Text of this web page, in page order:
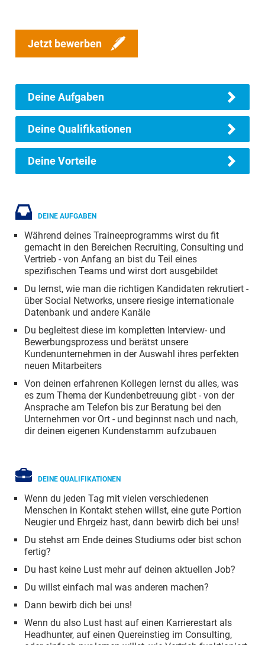
Jetzt bewerben
Deine Aufgaben
Deine Qualifikationen
Deine Vorteile
DEINE AUFGABEN
Während deines Traineeprogramms wirst du fit
gemacht in den Bereichen Recruiting, Consulting und
Vertrieb - von Anfang an bist du Teil eines
spezifischen Teams und wirst dort ausgebildet
Du lernst, wie man die richtigen Kandidaten rekrutiert -
über Social Networks, unsere riesige internationale
Datenbank und andere Kanäle
Du begleitest diese im kompletten Interview- und
Bewerbungsprozess und berätst unsere
Kundenunternehmen in der Auswahl ihres perfekten
neuen Mitarbeiters
Von deinen erfahrenen Kollegen lernst du alles, was
es zum Thema der Kundenbetreuung gibt - von der
Ansprache am Telefon bis zur Beratung bei den
Unternehmen vor Ort - und beginnst nach und nach,
dir deinen eigenen Kundenstamm aufzubauen
DEINE QUALIFIKATIONEN
Wenn du jeden Tag mit vielen verschiedenen
Menschen in Kontakt stehen willst, eine gute Portion
Neugier und Ehrgeiz hast, dann bewirb dich bei uns!
Du stehst am Ende deines Studiums oder bist schon
fertig?
Du hast keine Lust mehr auf deinen aktuellen Job?
Du willst einfach mal was anderen machen?
Dann bewirb dich bei uns!
Wenn du also Lust hast auf einen Karrierestart als
Headhunter, auf einen Quereinstieg im Consulting,